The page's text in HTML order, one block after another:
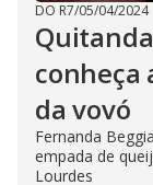
DO R7/05/04/2024
conheça
da vovó
Fernanda
empada de
Lourdes